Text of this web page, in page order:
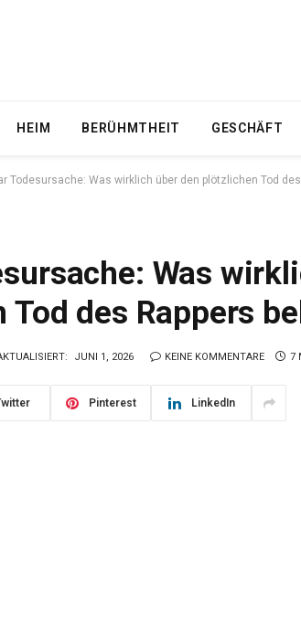
HEIM BERÜHMTHEIT GESCHÄFT
Todesursache: Was wirklich über den plötzlichen Tod
Was
Tod des Rappers
JUNI 1, 2026 KEINE KOMMENTARE 7
Pinterest LinkedIn